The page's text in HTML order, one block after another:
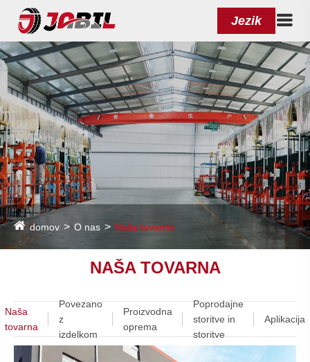
Jezik
domov O nas Naša tovarna
NAŠA TOVARNA
Naša
tovarna
Povezano
z
izdelkom
Proizvodna
oprema
Poprodajne
storitve in
storitve
Aplikacija